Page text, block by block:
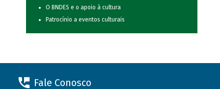
O BNDES e o apoio à cultura
Patrocínio a eventos culturais
Fale Conosco